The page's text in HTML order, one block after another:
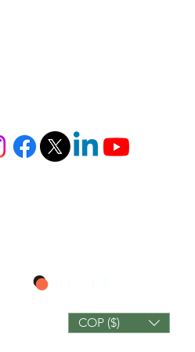
COP ($)